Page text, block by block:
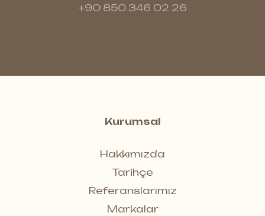
+90 850 346 02 26
Kurumsal
Hakkımızda
Tarihçe
Referanslarımız
Markalar